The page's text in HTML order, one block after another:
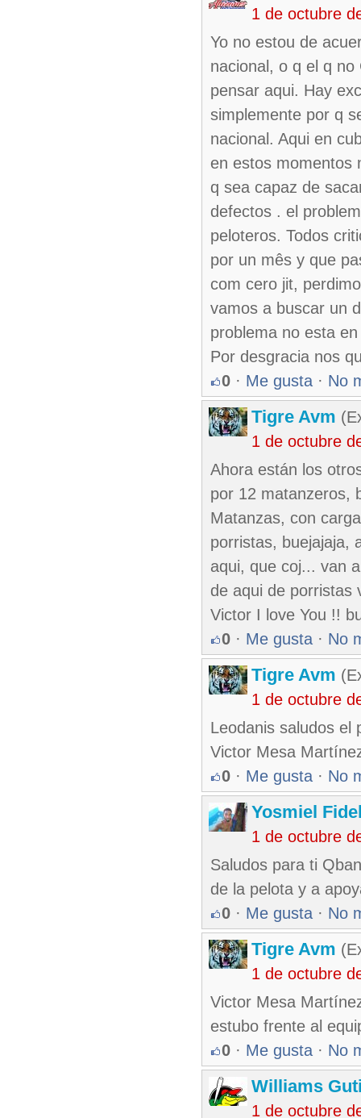
1 de octubre
Yo no estou de
nacional, o q el q
pensar aqui. Hay
simplemente por q
nacional. Aqui en
en estos momentos
q sea capaz de
defectos . el
peloteros. Todos
por un mês y que
com cero jit,
vamos a buscar un
problema no esta
Por desgracia nos
0 · Me gusta · No
Tigre Avm
1 de octubre
Ahora están los
por 12 matanzeros,
Matanzas, con
porristas, buejajaja,
aqui, que coj... van
de aqui de porristas
Victor I love You !!
0 · Me gusta · No
Tigre Avm
1 de octubre
Leodanis saludos el
Victor Mesa
0 · Me gusta · No
Yosmiel
1 de octubre
Saludos para ti
de la pelota y a
0 · Me gusta · No
Tigre Avm
1 de octubre
Victor Mesa
estubo frente al
0 · Me gusta · No
Williams
1 de octubre